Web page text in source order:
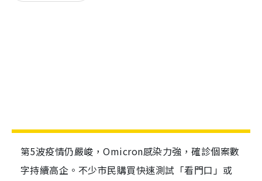
第5波疫情仍嚴峻，Omicron感染力強，確診個案數
字持續高企。不少市民購買快速測試「看門口」或